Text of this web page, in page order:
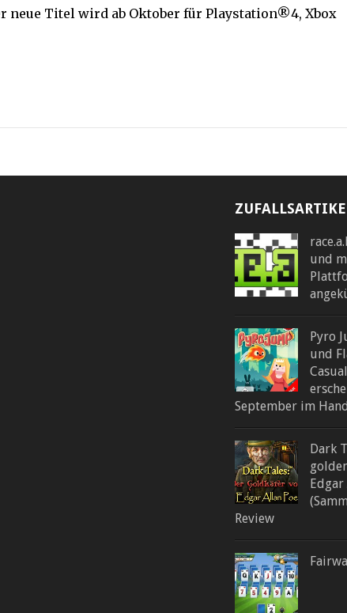
neue Titel wird ab Oktober für Playstation®4, Xbox
und
Pyro
und
September im
Dark
Edgar
Review